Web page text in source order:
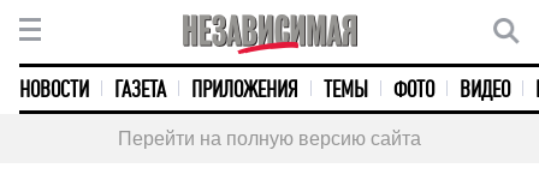
НОВОСТИ ГАЗЕТА ПРИЛОЖЕНИЯ ТЕМЫ ФОТО ВИДЕО
Перейти на полную версию сайта